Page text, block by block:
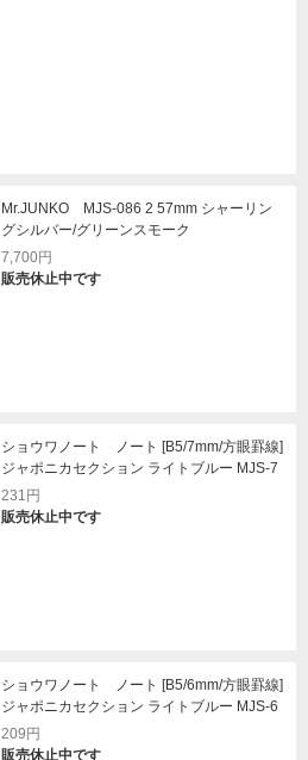
Mr.JUNKO MJS-086 2 57mm シャーリン
グシルバー/グリーンスモーク
7,700円
販売休止中です
ショウワノート ノート [B5/7mm/方眼罫線]
ジャポニカセクション ライトブルー MJS-7
231円
販売休止中です
ショウワノート ノート [B5/6mm/方眼罫線]
ジャポニカセクション ライトブルー MJS-6
209円
販売休止中です